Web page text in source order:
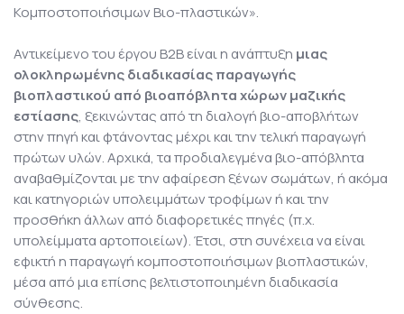
Κομποστοποιήσιμων Βιο-πλαστικών».
Αντικείμενο του έργου Β2Β είναι η ανάπτυξη μιας
ολοκληρωμένης διαδικασίας παραγωγής
βιοπλαστικού από βιοαπόβλητα χώρων μαζικής
εστίασης, ξεκινώντας από τη διαλογή βιο-αποβλήτων
στην πηγή και φτάνοντας μέχρι και την τελική παραγωγή
πρώτων υλών. Αρχικά, τα προδιαλεγμένα βιο-απόβλητα
αναβαθμίζονται με την αφαίρεση ξένων σωμάτων, ή ακόμα
και κατηγοριών υπολειμμάτων τροφίμων ή και την
προσθήκη άλλων από διαφορετικές πηγές (π.χ.
υπολείμματα αρτοποιείων). Έτσι, στη συνέχεια να είναι
εφικτή η παραγωγή κομποστοποιήσιμων βιοπλαστικών,
μέσα από μια επίσης βελτιστοποιημένη διαδικασία
σύνθεσης.